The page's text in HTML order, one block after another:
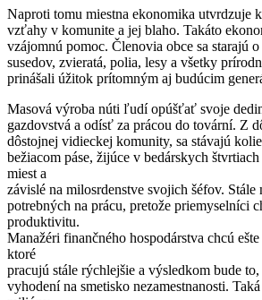
Naproti tomu miestna ekonomika utvrdzuje
vzťahy v komunite a jej blaho. Takáto
vzájomnú pomoc. Členovia obce sa starajú
susedov, zvieratá, polia, lesy a všetky
prinášali úžitok prítomným aj budúcim
Masová výroba núti ľudí opúšťať svoje
gazdovstvá a odísť za prácou do tovární. Z
dôstojnej vidieckej komunity, sa stávajú
bežiacom páse, žijúce v bedárskych
miest a
závislé na milosrdenstve svojich šéfov.
potrebných na prácu, pretože priemyselníci
produktivitu.
Manažéri finančného hospodárstva chcú
ktoré
pracujú stále rýchlejšie a výsledkom bude
vyhodení na smetisko nezamestnanosti.